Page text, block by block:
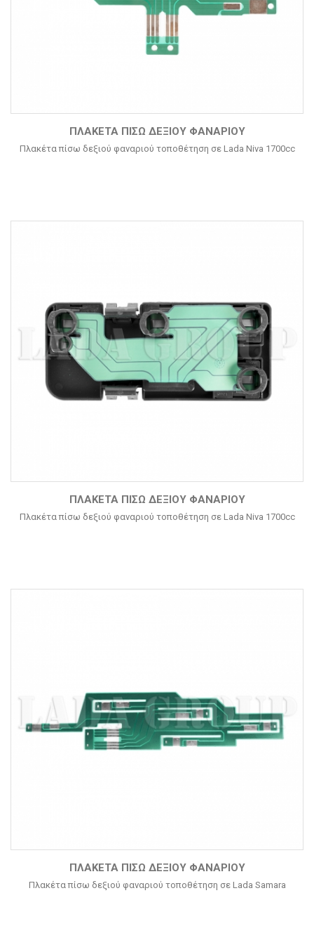
ΠΛΑΚΈΤΑ ΠΊΣΩ ΔΕΞΙΟΎ ΦΑΝΑΡΙΟΎ
Πλακέτα πίσω δεξιού φαναριού τοποθέτηση σε Lada Niva 1700cc
ΠΛΑΚΈΤΑ ΠΊΣΩ ΔΕΞΙΟΎ ΦΑΝΑΡΙΟΎ
Πλακέτα πίσω δεξιού φαναριού τοποθέτηση σε Lada Niva 1700cc
ΠΛΑΚΈΤΑ ΠΊΣΩ ΔΕΞΙΟΎ ΦΑΝΑΡΙΟΎ
Πλακέτα πίσω δεξιού φαναριού τοποθέτηση σε Lada Samara